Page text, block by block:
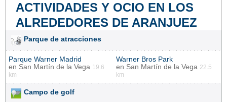
ACTIVIDADES Y OCIO EN LOS
ALREDEDORES DE ARANJUEZ
Parque de atracciones
Parque Warner Madrid
en San Martín de la Vega 19.6
km
Warner Bros Park
en San Martín de la Vega 22.5
km
Campo de golf